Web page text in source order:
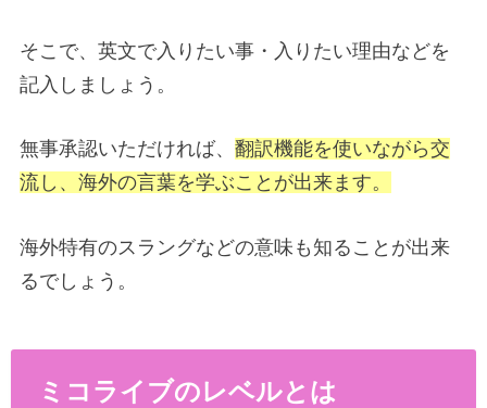
そこで、英文で入りたい事・入りたい理由などを
記入しましょう。
無事承認いただければ、 翻訳機能を使いながら交
流し、海外の言葉を学ぶことが出来ます。
海外特有のスラングなどの意味も知ることが出来
るでしょう。
ミコライブのレベルとは